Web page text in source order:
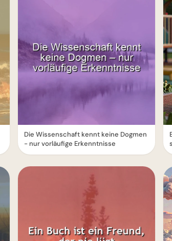
Die Wissenschaft kennt keine Dogmen
- nur vorläufige Erkenntnisse